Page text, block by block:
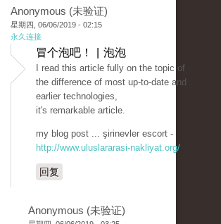
Anonymous (未验证)
星期四, 06/06/2019 - 02:15
永久连接
冒个泡吧！ | 泡泡
I read this article fully on the topic of
the difference of most up-to-date and
earlier technologies,
it's remarkable article.
my blog post ... şirinevler escort -
http://www.uluslararasi-nakliyat.org/
回复
Anonymous (未验证)